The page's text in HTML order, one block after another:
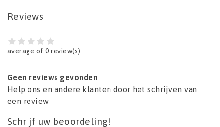
Reviews
average of 0 review(s)
Geen reviews gevonden
Help ons en andere klanten door het schrijven van
een review
Schrijf uw beoordeling!